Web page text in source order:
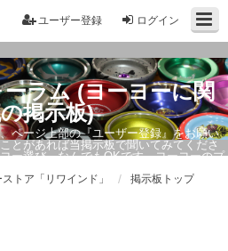
ログイン
ユーザー登録
ラム (ヨーヨーに関
掲示板)
ページ上部の『ユーザー登録』をお願い
とがあれば当掲示板で聞いてみてくださ
ー選び、なんでもOKです。ヨーヨーのプ
トア「リワインド」 掲示板トップ